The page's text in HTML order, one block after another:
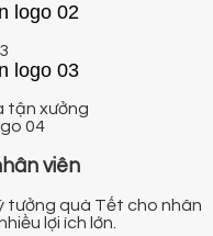
logo 02
logo 03
04
viên
tưởng quà Tết cho nhân
lợi ích lớn.